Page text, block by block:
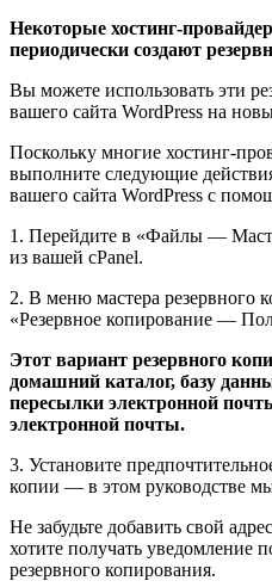
Некоторые хостинг-
периодически создают
Вы можете использовать эти
вашего сайта WordPress на
Поскольку многие хостинг-
выполните следующие
вашего сайта WordPress с
1. Перейдите в «Файлы —
из вашей cPanel.
2. В меню мастера резервного
«Резервное копирование —
Этот вариант резервного
домашний каталог, базу
пересылки электронной
электронной почты.
3. Установите
копии — в этом руководстве
Не забудьте добавить свой
хотите получать уведомление
резервного копирования.